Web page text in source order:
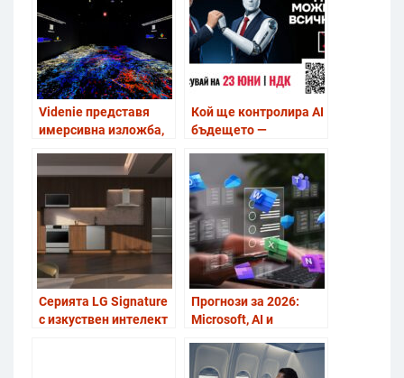
Videnie представя
имерсивна изложба,
дигиталното изкуство
Кой ще контролира AI
бъдещето —
или най-бързите?
Серията LG Signature
с изкуствен интелект
Прогнози за 2026:
Microsoft, AI и
стратегии